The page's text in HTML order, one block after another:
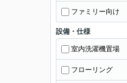
ファミリー向け
設備・仕様
室内洗濯機置場
フローリング